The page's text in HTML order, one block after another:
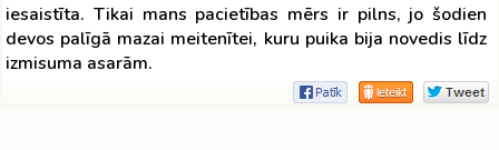
iesaistīta. Tikai mans pacietības mērs ir pilns, jo šodien
devos palīgā mazai meitenītei, kuru puika bija novedis līdz
izmisuma asarām.